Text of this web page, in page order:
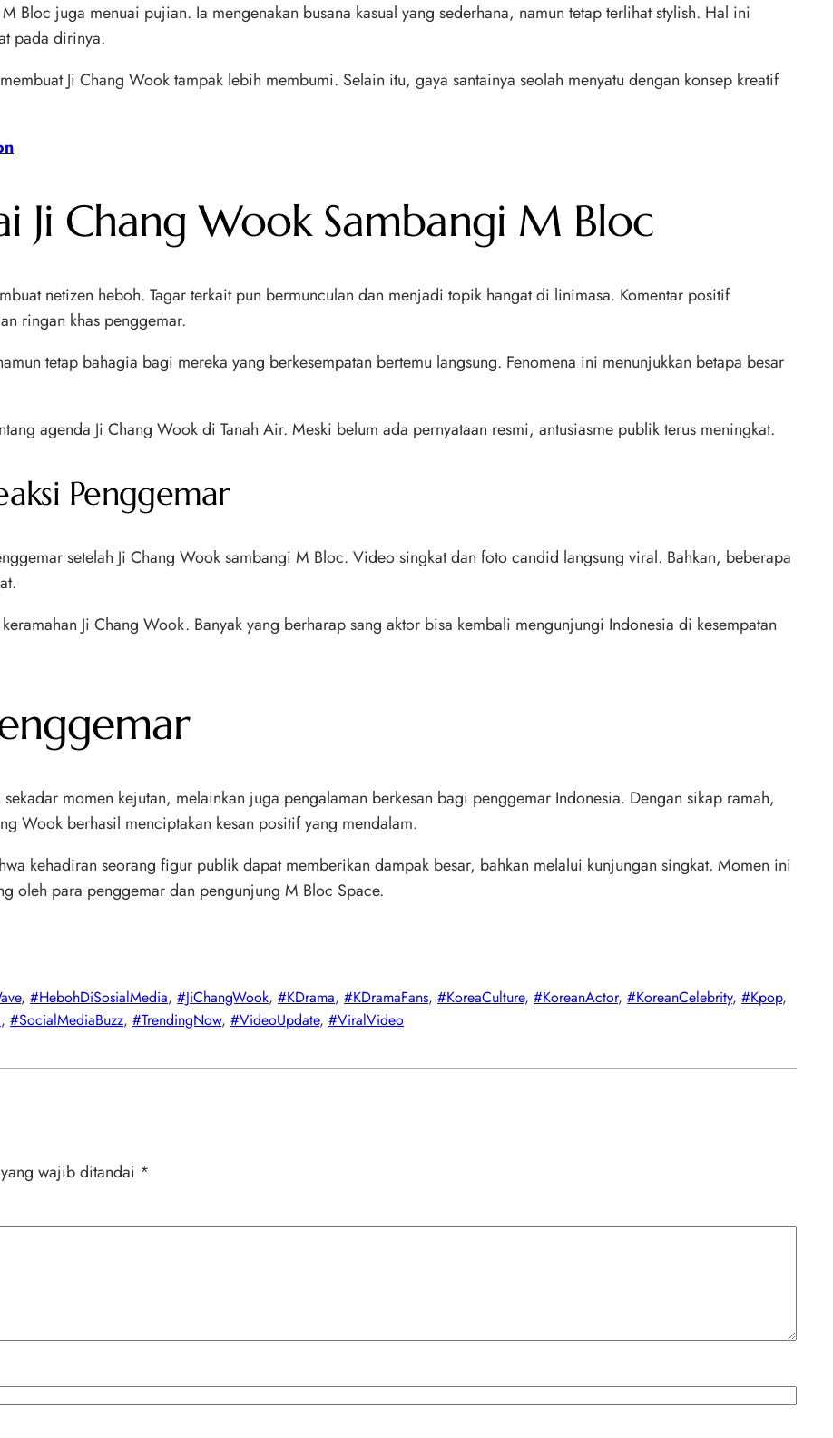
Bloc juga menuai pujian. Ia mengenakan busana kasual yang sederhana, namun tetap terlihat stylish. Hal ini
pada dirinya.
Ji Chang Wook tampak lebih membumi. Selain itu, gaya santainya seolah menyatu dengan konsep kreatif
Ji Chang Wook Sambangi M Bloc
netizen heboh. Tagar terkait pun bermunculan dan menjadi topik hangat di linimasa. Komentar positif
ringan khas penggemar.
tetap bahagia bagi mereka yang berkesempatan bertemu langsung. Fenomena ini menunjukkan betapa besar
agenda Ji Chang Wook di Tanah Air. Meski belum ada pernyataan resmi, antusiasme publik terus meningkat.
Penggemar
setelah Ji Chang Wook sambangi M Bloc. Video singkat dan foto candid langsung viral. Bahkan, beberapa
Ji Chang Wook. Banyak yang berharap sang aktor bisa kembali mengunjungi Indonesia di kesempatan
sekadar momen kejutan, melainkan juga pengalaman berkesan bagi penggemar Indonesia. Dengan sikap ramah,
Wook berhasil menciptakan kesan positif yang mendalam.
kehadiran seorang figur publik dapat memberikan dampak besar, bahkan melalui kunjungan singkat. Momen ini
oleh para penggemar dan pengunjung M Bloc Space.
, #HebohDiSosialMedia, #JiChangWook, #KDrama, #KDramaFans, #KoreaCulture, #KoreanActor, #KoreanCelebrity, #Kpop
, #SocialMediaBuzz, #TrendingNow, #VideoUpdate, #ViralVideo
yang wajib ditandai *